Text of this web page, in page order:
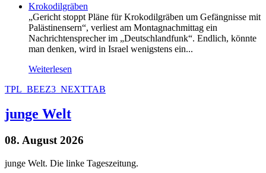
Krokodilgräben
„Gericht stoppt Pläne für Krokodilgräben um Gefängnisse mit
Palästinensern“, verliest am Montagnachmittag ein
Nachrichtensprecher im „Deutschlandfunk“. Endlich, könnte
man denken, wird in Israel wenigstens ein...
Weiterlesen
TPL_BEEZ3_NEXTTAB
junge Welt
08. August 2026
junge Welt. Die linke Tageszeitung.